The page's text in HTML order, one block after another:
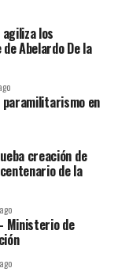
los
Abelardo De la
en
creación de
de la
Ministerio de